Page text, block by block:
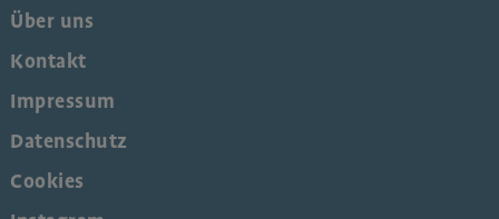
Über uns
Kontakt
Impressum
Datenschutz
Cookies